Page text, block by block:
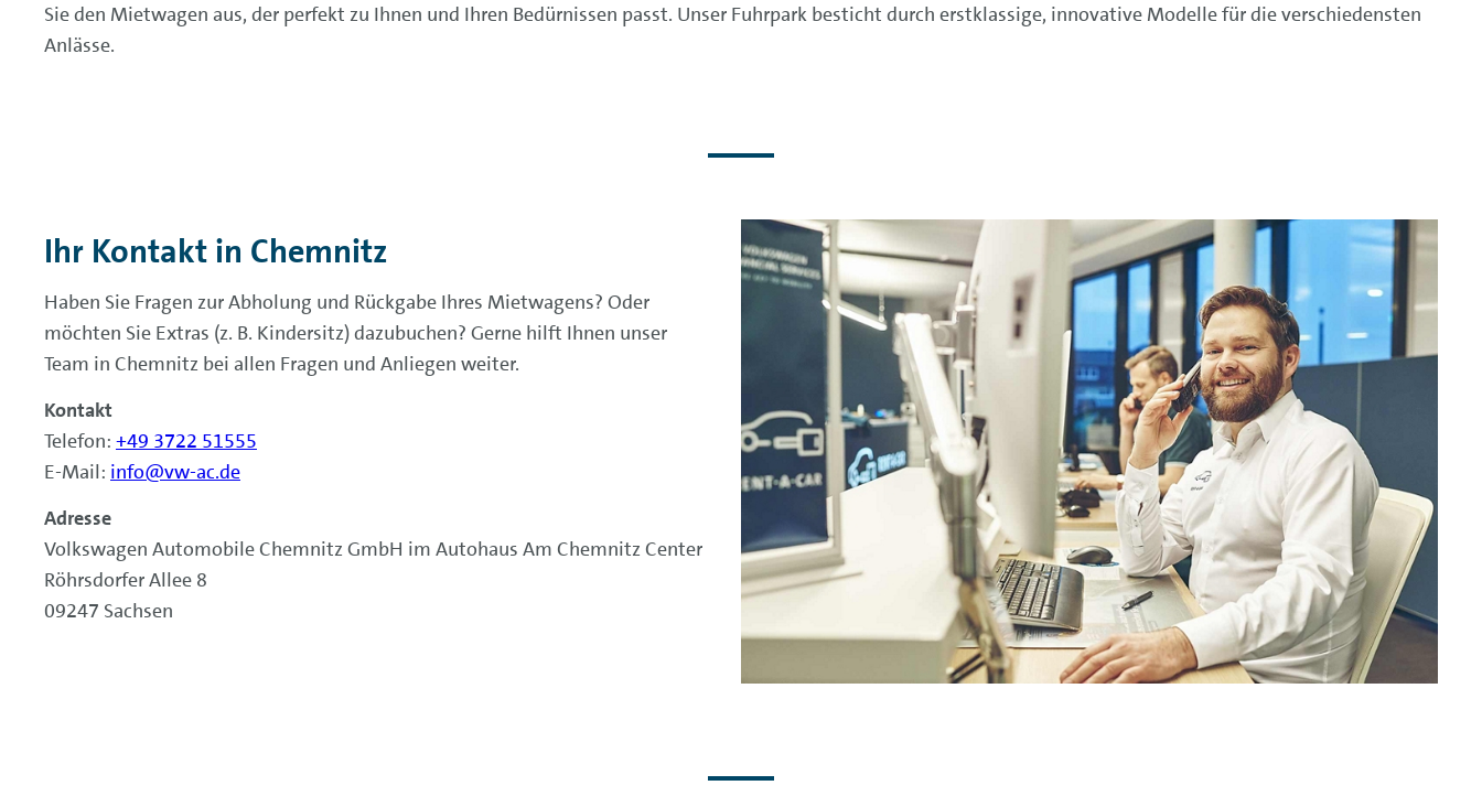
Sie den Mietwagen aus, der perfekt zu Ihnen und Ihren Bedürnissen passt. Unser Fuhrpark besticht durch erstklassige, innovative Modelle für die verschiedensten
Anlässe.
Ihr Kontakt in Chemnitz
Haben Sie Fragen zur Abholung und Rückgabe Ihres Mietwagens? Oder
möchten Sie Extras (z. B. Kindersitz) dazubuchen? Gerne hilft Ihnen unser
Team in Chemnitz bei allen Fragen und Anliegen weiter.
Kontakt
Telefon: +49 3722 51555
E-Mail: info@vw-ac.de
Adresse
Volkswagen Automobile Chemnitz GmbH im Autohaus Am Chemnitz Center
Röhrsdorfer Allee 8
09247 Sachsen